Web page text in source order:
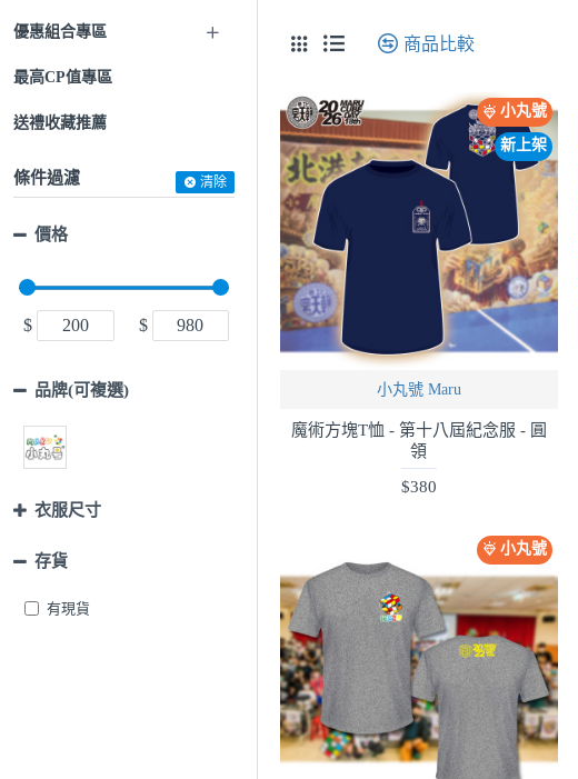
優惠組合專區
最高CP值專區
送禮收藏推薦
條件過濾 清除
價格
$ $
品牌(可複選)
衣服尺寸
存貨
有現貨
商品比較
新上架
小丸號
小丸號 Maru
魔術方塊T恤 - 第十八屆紀念服 - 圓
領
$380
小丸號